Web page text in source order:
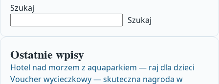
Szukaj
Szukaj
Ostatnie wpisy
Hotel nad morzem z aquaparkiem — raj dla dzieci
Voucher wycieczkowy — skuteczna nagroda w